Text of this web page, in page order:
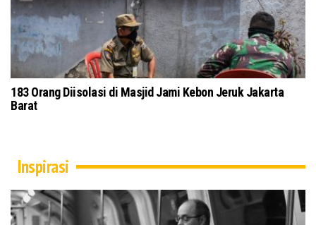
183 Orang Diisolasi di Masjid Jami Kebon Jeruk Jakarta
Barat
Inspirasi